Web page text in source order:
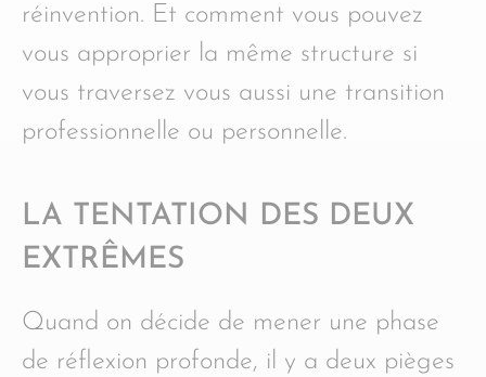
réinvention. Et comment vous pouvez
vous approprier la même structure si
vous traversez vous aussi une transition
professionnelle ou personnelle.
LA TENTATION DES DEUX
EXTRÊMES
Quand on décide de mener une phase
de réflexion profonde, il y a deux pièges